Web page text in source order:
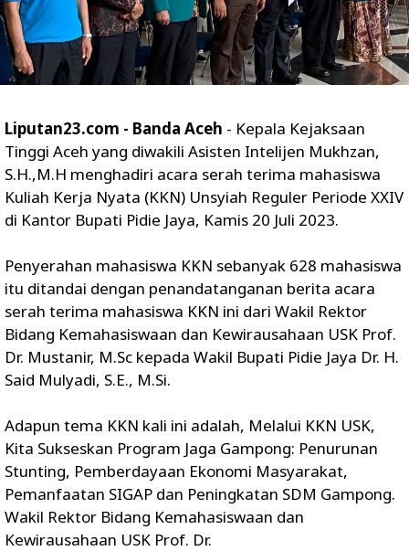
Liputan23.com - Banda Aceh - Kepala Kejaksaan
Tinggi Aceh yang diwakili Asisten Intelijen Mukhzan,
S.H.,M.H menghadiri acara serah terima mahasiswa
Kuliah Kerja Nyata (KKN) Unsyiah Reguler Periode XXIV
di Kantor Bupati Pidie Jaya, Kamis 20 Juli 2023.
Penyerahan mahasiswa KKN sebanyak 628 mahasiswa
itu ditandai dengan penandatanganan berita acara
serah terima mahasiswa KKN ini dari Wakil Rektor
Bidang Kemahasiswaan dan Kewirausahaan USK Prof.
Dr. Mustanir, M.Sc kepada Wakil Bupati Pidie Jaya Dr. H.
Said Mulyadi, S.E., M.Si.
Adapun tema KKN kali ini adalah, Melalui KKN USK,
Kita Sukseskan Program Jaga Gampong: Penurunan
Stunting, Pemberdayaan Ekonomi Masyarakat,
Pemanfaatan SIGAP dan Peningkatan SDM Gampong.
Wakil Rektor Bidang Kemahasiswaan dan
Kewirausahaan USK Prof. Dr.